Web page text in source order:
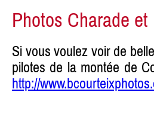
Photos Charade
Si vous voulez voir de
pilotes de la montée de
http://